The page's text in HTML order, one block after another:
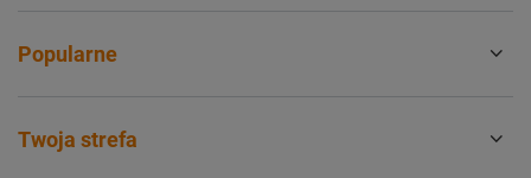
Popularne
Twoja strefa